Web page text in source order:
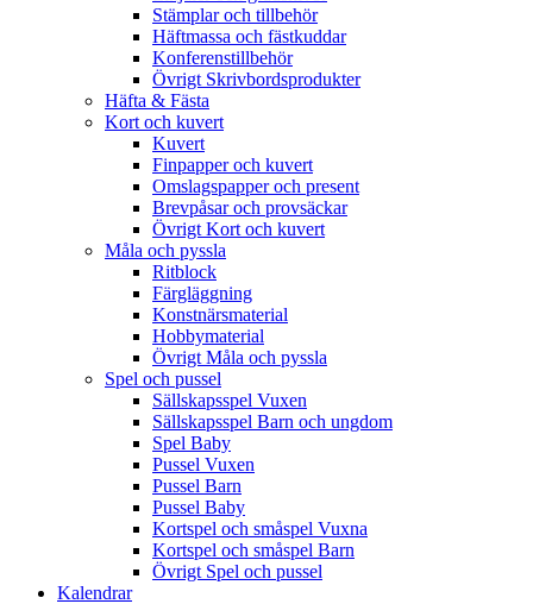
Stämplar och tillbehör
Häftmassa och fästkuddar
Konferenstillbehör
Övrigt Skrivbordsprodukter
Häfta & Fästa
Kort och kuvert
Kuvert
Finpapper och kuvert
Omslagspapper och present
Brevpåsar och provsäckar
Övrigt Kort och kuvert
Måla och pyssla
Ritblock
Färgläggning
Konstnärsmaterial
Hobbymaterial
Övrigt Måla och pyssla
Spel och pussel
Sällskapsspel Vuxen
Sällskapsspel Barn och ungdom
Spel Baby
Pussel Vuxen
Pussel Barn
Pussel Baby
Kortspel och småspel Vuxna
Kortspel och småspel Barn
Övrigt Spel och pussel
Kalendrar